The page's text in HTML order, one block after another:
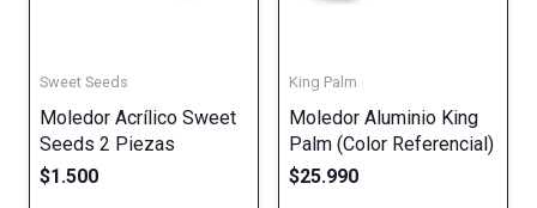
Sweet Seeds
Moledor Acrílico Sweet
Seeds 2 Piezas
$1.500
King Palm
Moledor Aluminio King
Palm (Color Referencial)
$25.990